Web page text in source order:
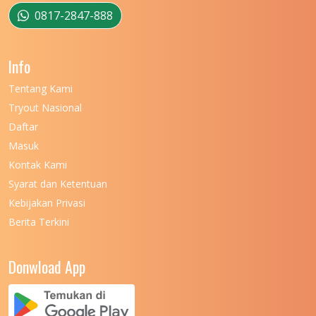
UNIVERSITAS MUSAMUS
UNIVERSITAS NEGERI KHAIRUN
UNIVERSITAS NEGERI MANADO
UNIVERSITAS NEGERI MEDAN
UNIVERSITAS NEGERI PADANG
UNIVERSITAS NUSA CENDANA
UNIVERSITAS PADJADJARAN
0817-2847-888
Info
Tentang Kami
Tryout Nasional
Daftar
Masuk
Kontak Kami
Syarat dan Ketentuan
Kebijakan Privasi
Berita Terkini
Donwload App